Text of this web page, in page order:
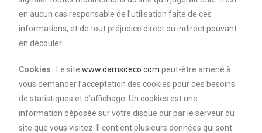
en aucun cas responsable de l’utilisation faite de ces
informations, et de tout préjudice direct ou indirect pouvant
en découler.
Cookies : Le sitewww.damsdeco.com peut-être amené à
vous demander l’acceptation des cookies pour des besoins
de statistiques et d’affichage. Un cookies est une
information déposée sur votre disque dur par le serveur du
site que vous visitez. Il contient plusieurs données qui sont